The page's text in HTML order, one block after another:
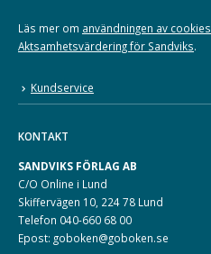
Läs mer om användningen av cookies
Aktsamhetsvärdering för Sandviks.
Kundservice
KONTAKT
SANDVIKS FÖRLAG AB
C/O Online i Lund
Skiffervägen 10, 224 78 Lund
Telefon 040-660 68 00
Epost: goboken@goboken.se